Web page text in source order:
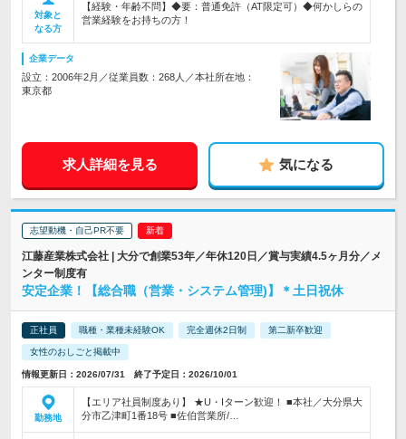
対象と
なる方
【経験・年齢不問】◆要：普通免許（AT限定可）◆何かしらの
営業経験をお持ちの方！
企業データ
設立：2006年2月／従業員数：268人／本社所在地：
東京都
求人詳細を見る 気になる
志望動機・自己PR不要
江藤産業株式会社 | 大分で創業53年／年休120日／賞与実績4.5ヶ月分／メ
ンター制度有
安定企業！【総合職（営業・システム管理)】＊土日祝休
正社員 職種・業種未経験OK 完全週休2日制 第二新卒歓迎
女性のおしごと掲載中
情報更新日：2026/07/31 終了予定日：2026/10/01
勤務地
【エリア社員制度あり】 ★U・Iターン歓迎！ ■本社／大分県大
分市乙津町1番18号 ■佐伯営業所/…